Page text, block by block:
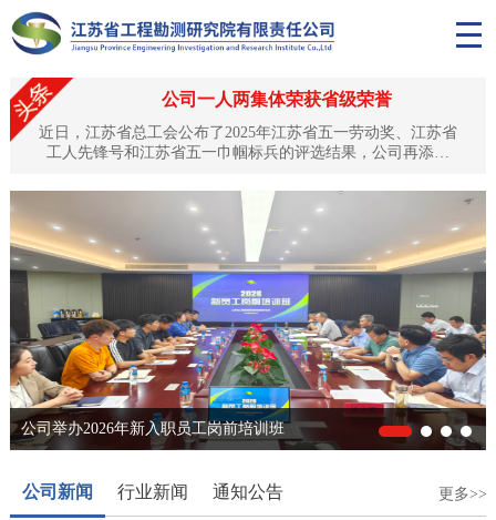
公司一人两集体荣获省级荣誉
近日，江苏省总工会公布了2025年江苏省五一劳动奖、江苏省
工人先锋号和江苏省五一巾帼标兵的评选结果，公司再添殊
奖章”，土工试验中心、岩土工程技术中心双双获评“江苏省工
人先锋号”。这是对公司深耕水利工程勘测领域、坚守匠心品
质、培育优秀人才队伍的高度认可与肯定。匠心筑梦，黎昱荣
获“江苏省五一劳动奖章”黎昱同志自1994年入职以来，始终扎
根工程勘测...
公司举办2026年新入职员工岗前培训班
公司新闻 行业新闻 通知公告 更多>>